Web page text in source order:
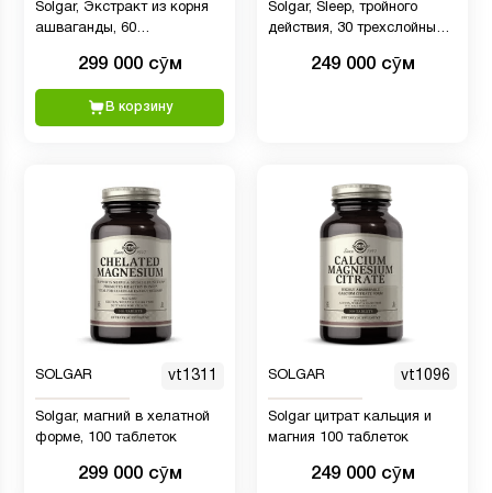
Solgar, Экстракт из корня
ашваганды, 60
299 000 сӯм
В корзину
Solgar, Sleep, тройного
действия, 30 трехслойных
249 000 сӯм
SOLGAR vt1311
Solgar, магний в хелатной
форме, 100 таблеток
299 000 сӯм
SOLGAR vt1096
Solgar цитрат кальция и
магния 100 таблеток
249 000 сӯм